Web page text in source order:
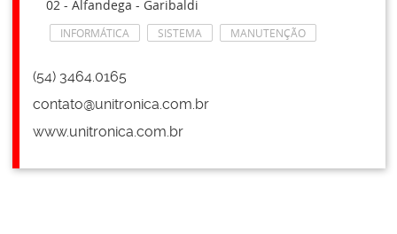
02 - Alfandega - Garibaldi
INFORMÁTICA SISTEMA MANUTENÇÃO
(54) 3464.0165
contato@unitronica.com.br
www.unitronica.com.br